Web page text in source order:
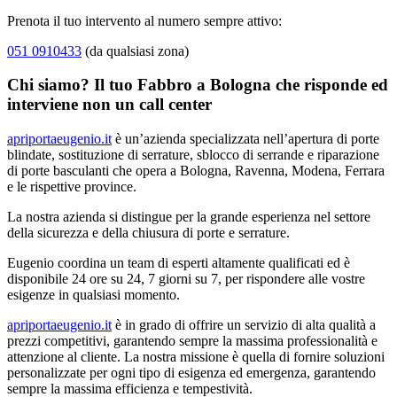
Prenota il tuo intervento al numero sempre attivo:
051 0910433 (da qualsiasi zona)
Chi siamo? Il tuo Fabbro a Bologna che risponde ed
interviene non un call center
apriportaeugenio.it è un’azienda specializzata nell’apertura di porte
blindate, sostituzione di serrature, sblocco di serrande e riparazione
di porte basculanti che opera a Bologna, Ravenna, Modena, Ferrara
e le rispettive province.
La nostra azienda si distingue per la grande esperienza nel settore
della sicurezza e della chiusura di porte e serrature.
Eugenio coordina un team di esperti altamente qualificati ed è
disponibile 24 ore su 24, 7 giorni su 7, per rispondere alle vostre
esigenze in qualsiasi momento.
apriportaeugenio.it è in grado di offrire un servizio di alta qualità a
prezzi competitivi, garantendo sempre la massima professionalità e
attenzione al cliente. La nostra missione è quella di fornire soluzioni
personalizzate per ogni tipo di esigenza ed emergenza, garantendo
sempre la massima efficienza e tempestività.